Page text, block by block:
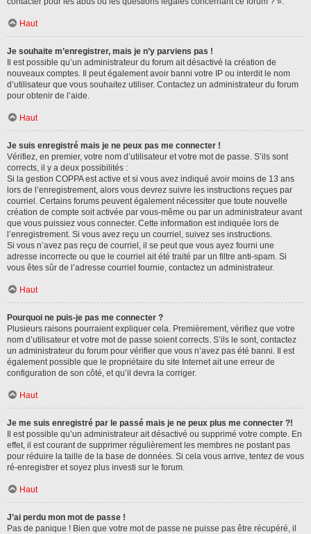
Haut
Je souhaite m’enregistrer, mais je n’y parviens pas !
Il est possible qu’un administrateur du forum ait désactivé la création de
nouveaux comptes. Il peut également avoir banni votre IP ou interdit le nom
d’utilisateur que vous souhaitez utiliser. Contactez un administrateur du forum
pour obtenir de l’aide.
Haut
Je suis enregistré mais je ne peux pas me connecter !
Vérifiez, en premier, votre nom d’utilisateur et votre mot de passe. S’ils sont
corrects, il y a deux possibilités :
Si la gestion COPPA est active et si vous avez indiqué avoir moins de 13 ans
lors de l’enregistrement, alors vous devrez suivre les instructions reçues par
courriel. Certains forums peuvent également nécessiter que toute nouvelle
création de compte soit activée par vous-même ou par un administrateur avant
que vous puissiez vous connecter. Cette information est indiquée lors de
l’enregistrement. Si vous avez reçu un courriel, suivez ses instructions.
Si vous n’avez pas reçu de courriel, il se peut que vous ayez fourni une
adresse incorrecte ou que le courriel ait été traité par un filtre anti-spam. Si
vous êtes sûr de l’adresse courriel fournie, contactez un administrateur.
Haut
Pourquoi ne puis-je pas me connecter ?
Plusieurs raisons pourraient expliquer cela. Premièrement, vérifiez que votre
nom d’utilisateur et votre mot de passe soient corrects. S’ils le sont, contactez
un administrateur du forum pour vérifier que vous n’avez pas été banni. Il est
également possible que le propriétaire du site Internet ait une erreur de
configuration de son côté, et qu’il devra la corriger.
Haut
Je me suis enregistré par le passé mais je ne peux plus me connecter ?!
Il est possible qu’un administrateur ait désactivé ou supprimé votre compte. En
effet, il est courant de supprimer régulièrement les membres ne postant pas
pour réduire la taille de la base de données. Si cela vous arrive, tentez de vous
ré-enregistrer et soyez plus investi sur le forum.
Haut
J’ai perdu mon mot de passe !
Pas de panique ! Bien que votre mot de passe ne puisse pas être récupéré, il